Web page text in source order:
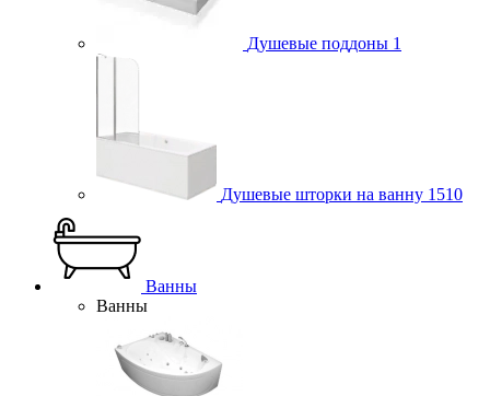
Душевые поддоны 1
Душевые шторки на ванну 1510
Ванны
Ванны